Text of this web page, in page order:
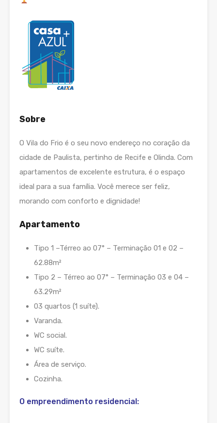
Sobre
O Vila do Frio é o seu novo endereço no coração da
cidade de Paulista, pertinho de Recife e Olinda. Com
apartamentos de excelente estrutura, é o espaço
ideal para a sua família. Você merece ser feliz,
morando com conforto e dignidade!
Apartamento
Tipo 1 –Térreo ao 07° – Terminação 01 e 02 –
62.88m²
Tipo 2 – Térreo ao 07° – Terminação 03 e 04 –
63.29m²
03 quartos (1 suíte).
Varanda.
WC social.
WC suíte.
Área de serviço.
Cozinha.
O empreendimento residencial: